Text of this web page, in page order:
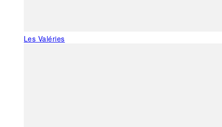
Les Valéries